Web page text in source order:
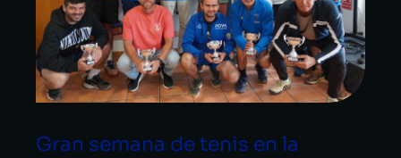
Gran semana de tenis en la